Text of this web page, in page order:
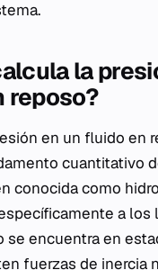
la
reposo?
en un fluido en
cuantitativo
conocida como
a los
se encuentra en
fuerzas de inercia